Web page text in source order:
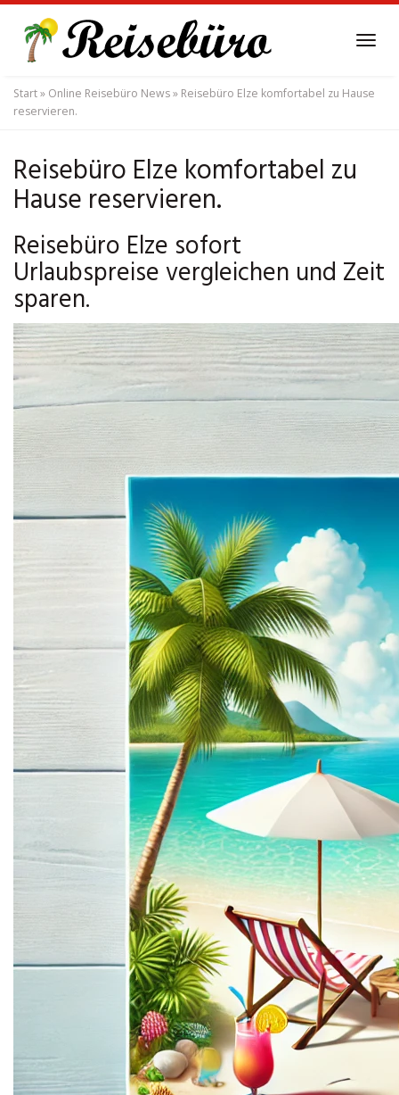
main
content
Start» Online Reisebüro News» Reisebüro Elze komfortabel zu Hause
reservieren.
Reisebüro Elze komfortabel zu
Hause reservieren.
Reisebüro Elze sofort
Urlaubspreise vergleichen und Zeit
sparen.